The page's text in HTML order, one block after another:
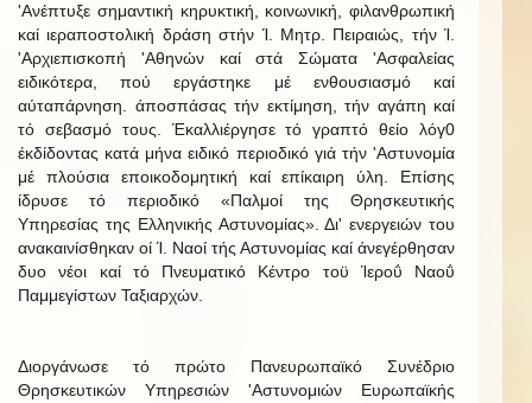
'Ανέπτυξε σημαντική κηρυκτική, κοινωνική, φιλανθρωπική
καί ιεραποστολική δράση στήν Ί. Μητρ. Πειραιώς, τήν Ί.
'Αρχιεπισκοπή 'Αθηνών καί στά Σώματα 'Ασφαλείας
ειδικότερα, πού εργάστηκε μέ ενθουσιασμό καί
αύταπάρνηση. άποσπάσας τήν εκτίμηση, τήν αγάπη καί
τό σεβασμό τους. Έκαλλιέργησε τό γραπτό θείο λόγ0
έκδίδοντας κατά μήνα ειδικό περιοδικό γιά τήν 'Αστυνομία
μέ πλούσια εποικοδομητική καί επίκαιρη ύλη. Επίσης
ίδρυσε τό περιοδικό «Παλμοί της Θρησκευτικής
Υπηρεσίας της Ελληνικής Αστυνομίας». Δι' ενεργειών του
ανακαινίσθηκαν οί Ί. Ναοί τής Αστυνομίας καί άνεγέρθησαν
δυο νέοι καί τό Πνευματικό Κέντρο τοϋ Ίεροΰ Ναοΰ
Παμμεγίστων Ταξιαρχών.
Διοργάνωσε τό πρώτο Πανευρωπαϊκό Συνέδριο
Θρησκευτικών Υπηρεσιών 'Αστυνομιών Ευρωπαϊκής